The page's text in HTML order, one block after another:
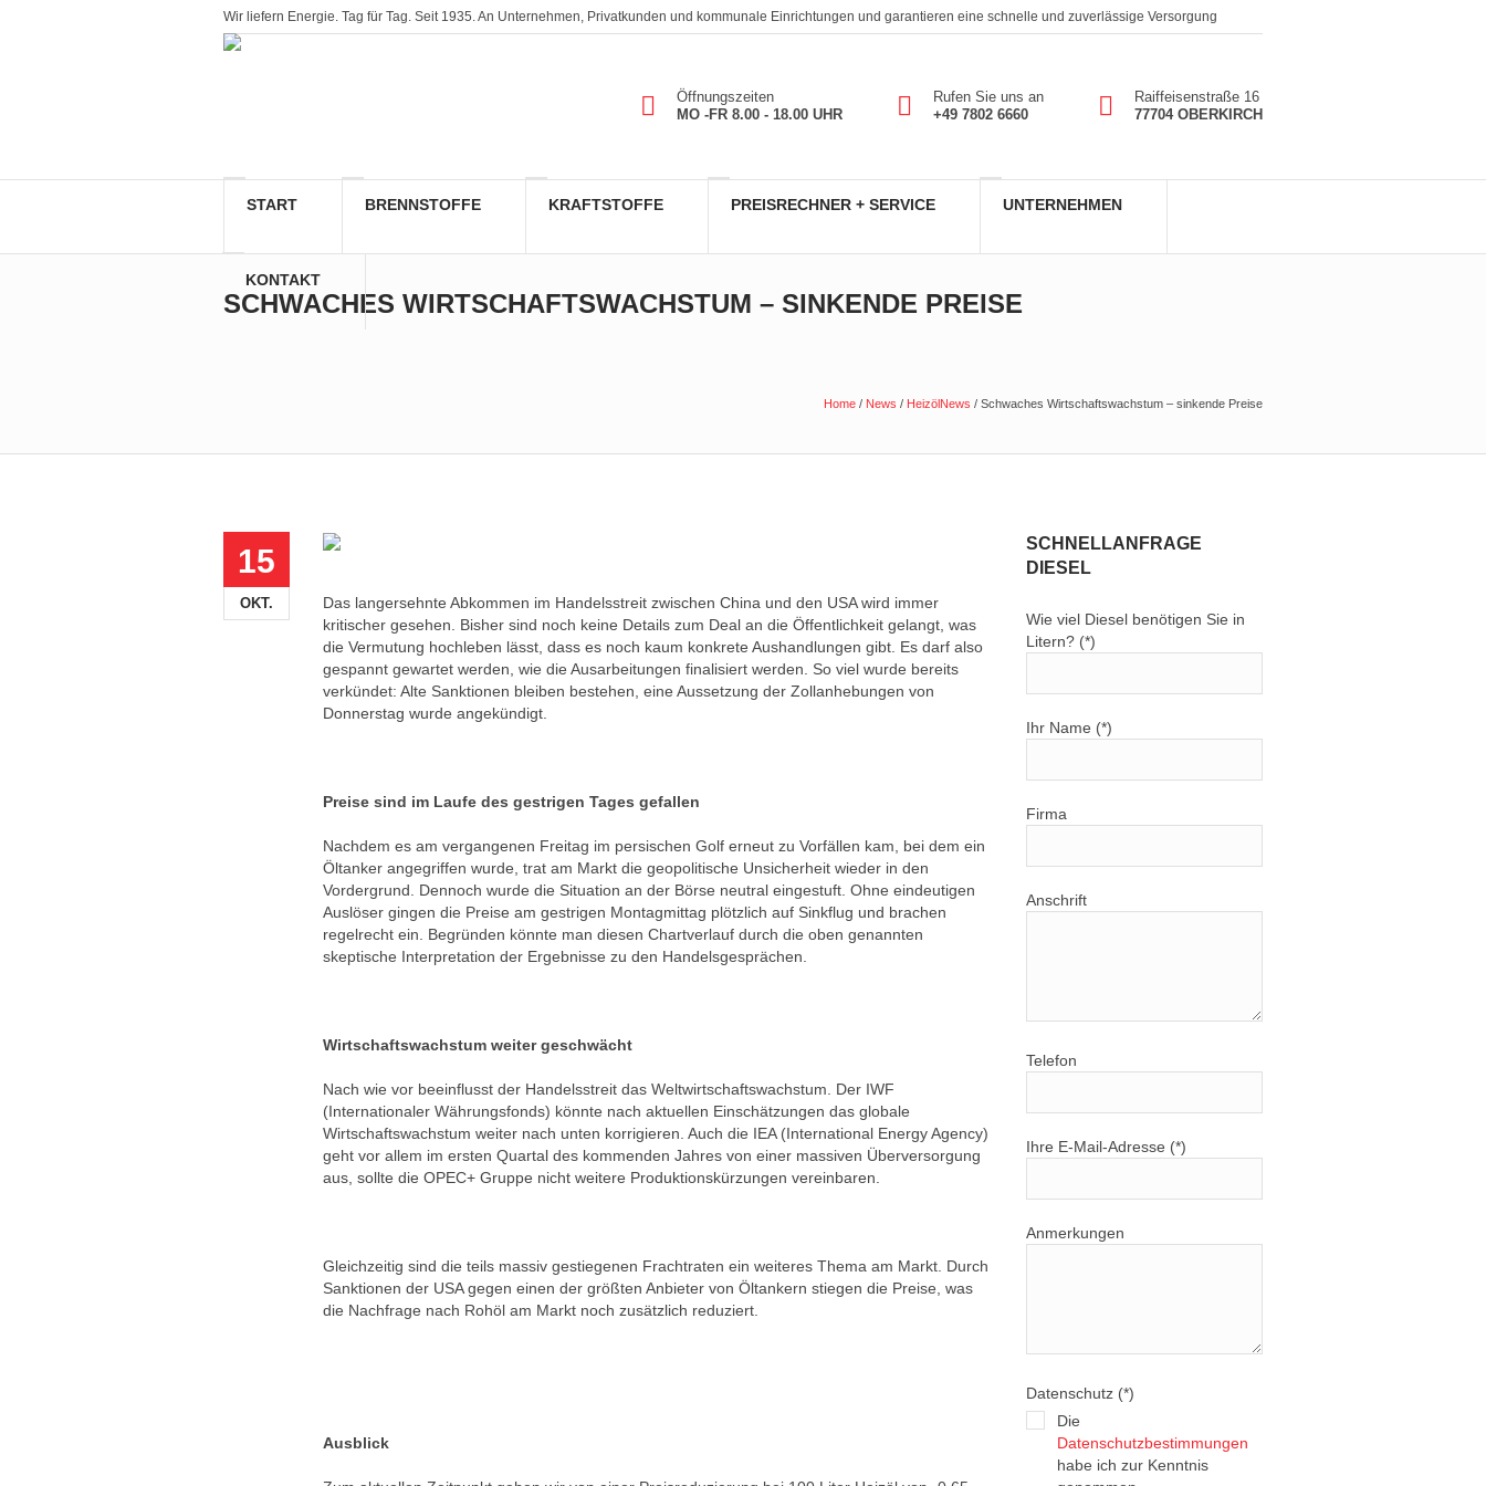
Wir liefern Energie. Tag für Tag. Seit 1935. An Unternehmen, Privatkunden und kommunale Einrichtungen und garantieren eine schnelle und zuverlässige Versorgung
Öffnungszeiten
MO -FR 8.00 - 18.00 UHR
Rufen Sie uns an
+49 7802 6660
Raiffeisenstraße 16
77704 OBERKIRCH
START BRENNSTOFFE KRAFTSTOFFE PREISRECHNER + SERVICE UNTERNEHMEN
KONTAKT
SCHWACHES WIRTSCHAFTSWACHSTUM – SINKENDE PREISE
Home / News / HeizölNews / Schwaches Wirtschaftswachstum – sinkende Preise
15
OKT.
Das langersehnte Abkommen im Handelsstreit zwischen China und den USA wird immer
kritischer gesehen. Bisher sind noch keine Details zum Deal an die Öffentlichkeit gelangt, was
die Vermutung hochleben lässt, dass es noch kaum konkrete Aushandlungen gibt. Es darf also
gespannt gewartet werden, wie die Ausarbeitungen finalisiert werden. So viel wurde bereits
verkündet: Alte Sanktionen bleiben bestehen, eine Aussetzung der Zollanhebungen von
Donnerstag wurde angekündigt.
Preise sind im Laufe des gestrigen Tages gefallen
Nachdem es am vergangenen Freitag im persischen Golf erneut zu Vorfällen kam, bei dem ein
Öltanker angegriffen wurde, trat am Markt die geopolitische Unsicherheit wieder in den
Vordergrund. Dennoch wurde die Situation an der Börse neutral eingestuft. Ohne eindeutigen
Auslöser gingen die Preise am gestrigen Montagmittag plötzlich auf Sinkflug und brachen
regelrecht ein. Begründen könnte man diesen Chartverlauf durch die oben genannten
skeptische Interpretation der Ergebnisse zu den Handelsgesprächen.
Wirtschaftswachstum weiter geschwächt
Nach wie vor beeinflusst der Handelsstreit das Weltwirtschaftswachstum. Der IWF
(Internationaler Währungsfonds) könnte nach aktuellen Einschätzungen das globale
Wirtschaftswachstum weiter nach unten korrigieren. Auch die IEA (International Energy Agency)
geht vor allem im ersten Quartal des kommenden Jahres von einer massiven Überversorgung
aus, sollte die OPEC+ Gruppe nicht weitere Produktionskürzungen vereinbaren.
Gleichzeitig sind die teils massiv gestiegenen Frachtraten ein weiteres Thema am Markt. Durch
Sanktionen der USA gegen einen der größten Anbieter von Öltankern stiegen die Preise, was
die Nachfrage nach Rohöl am Markt noch zusätzlich reduziert.
Ausblick
SCHNELLANFRAGE
DIESEL
Wie viel Diesel benötigen Sie in
Litern? (*)
Ihr Name (*)
Firma
Anschrift
Telefon
Ihre E-Mail-Adresse (*)
Anmerkungen
Datenschutz (*)
Die
Datenschutzbestimmungen
habe ich zur Kenntnis